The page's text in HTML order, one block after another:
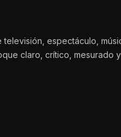
espectáculo,
claro, crítico, mesurado